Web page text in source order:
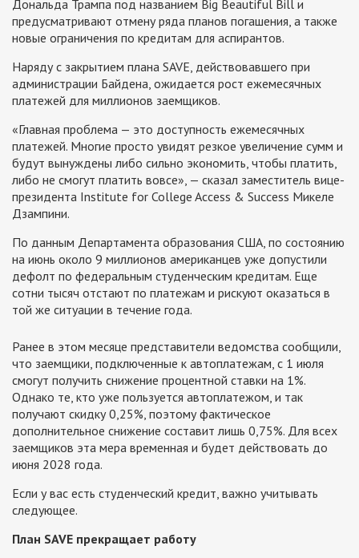
Дональда Трампа под названием Big Beautiful Bill и
предусматривают отмену ряда планов погашения, а также
новые ограничения по кредитам для аспирантов.
Наряду с закрытием плана SAVE, действовавшего при
администрации Байдена, ожидается рост ежемесячных
платежей для миллионов заемщиков.
«Главная проблема — это доступность ежемесячных
платежей. Многие просто увидят резкое увеличение сумм и
будут вынуждены либо сильно экономить, чтобы платить,
либо не смогут платить вовсе», — сказал заместитель вице-
президента Institute for College Access & Success Микеле
Дзампини.
По данным Департамента образования США, по состоянию
на июнь около 9 миллионов американцев уже допустили
дефолт по федеральным студенческим кредитам. Еще
сотни тысяч отстают по платежам и рискуют оказаться в
той же ситуации в течение года.
Ранее в этом месяце представители ведомства сообщили,
что заемщики, подключенные к автоплатежам, с 1 июля
смогут получить снижение процентной ставки на 1%.
Однако те, кто уже пользуется автоплатежом, и так
получают скидку 0,25%, поэтому фактическое
дополнительное снижение составит лишь 0,75%. Для всех
заемщиков эта мера временная и будет действовать до
июня 2028 года.
Если у вас есть студенческий кредит, важно учитывать
следующее.
План SAVE прекращает работу